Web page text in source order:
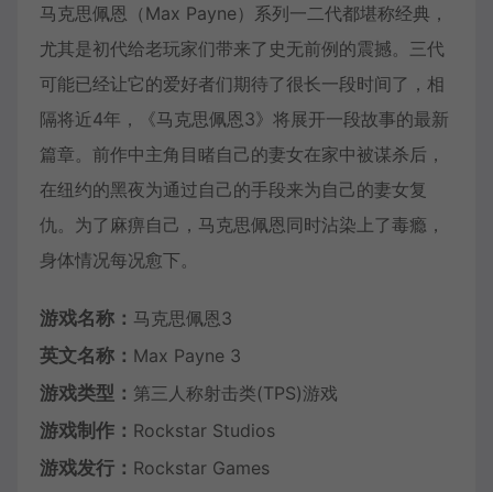
马克思佩恩（Max Payne）系列一二代都堪称经典，
尤其是初代给老玩家们带来了史无前例的震撼。三代
可能已经让它的爱好者们期待了很长一段时间了，相
隔将近4年，《马克思佩恩3》将展开一段故事的最新
篇章。前作中主角目睹自己的妻女在家中被谋杀后，
在纽约的黑夜为通过自己的手段来为自己的妻女复
仇。为了麻痹自己，马克思佩恩同时沾染上了毒瘾，
身体情况每况愈下。
游戏名称： 马克思佩恩3
英文名称： Max Payne 3
游戏类型： 第三人称射击类(TPS)游戏
游戏制作： Rockstar Studios
游戏发行： Rockstar Games